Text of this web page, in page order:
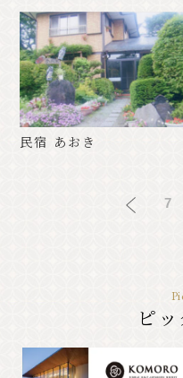
民宿 あおき
7
ピ